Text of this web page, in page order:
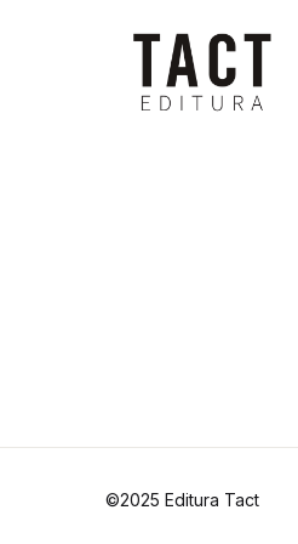
©2025 Editura Tact